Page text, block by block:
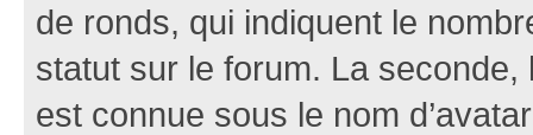
de ronds, qui indiquent le
statut sur le forum. La
est connue sous le nom